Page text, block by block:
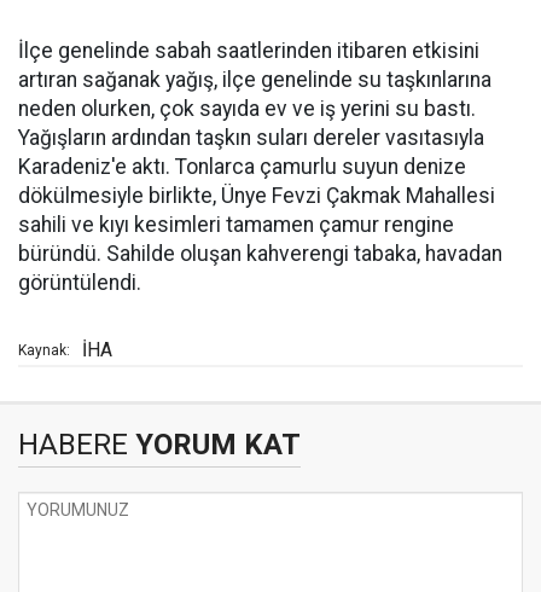
İlçe genelinde sabah saatlerinden itibaren etkisini
artıran sağanak yağış, ilçe genelinde su taşkınlarına
neden olurken, çok sayıda ev ve iş yerini su bastı.
Yağışların ardından taşkın suları dereler vasıtasıyla
Karadeniz'e aktı. Tonlarca çamurlu suyun denize
dökülmesiyle birlikte, Ünye Fevzi Çakmak Mahallesi
sahili ve kıyı kesimleri tamamen çamur rengine
büründü. Sahilde oluşan kahverengi tabaka, havadan
görüntülendi.
Kaynak: İHA
HABERE YORUM KAT